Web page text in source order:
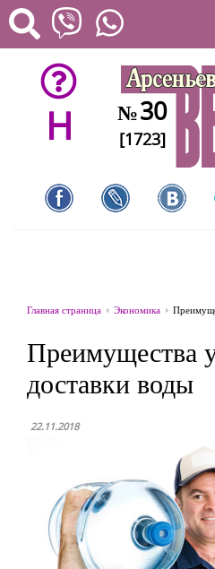
H №30
[1723]
Главная страница Экономика
Преимущества
доставки воды
22.11.2018